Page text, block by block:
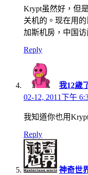
Krypt虽然好，但
关机的。现在用的
加斯机房，中国访
Reply
我12歲
02-12, 2011下午
我知道你也用
Reply
神奇世